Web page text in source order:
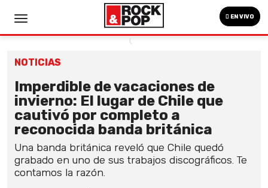
EN VIVO
NOTICIAS
Imperdible de vacaciones de
invierno: El lugar de Chile que
cautivó por completo a
reconocida banda británica
Una banda británica reveló que Chile quedó
grabado en uno de sus trabajos discográficos. Te
contamos la razón.